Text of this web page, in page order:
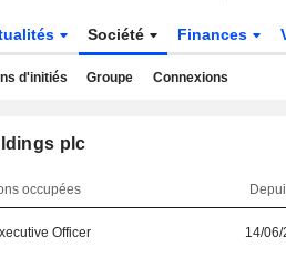
Société Finances
d'initiés Groupe Connexions
plc
occupées
Officer 14/